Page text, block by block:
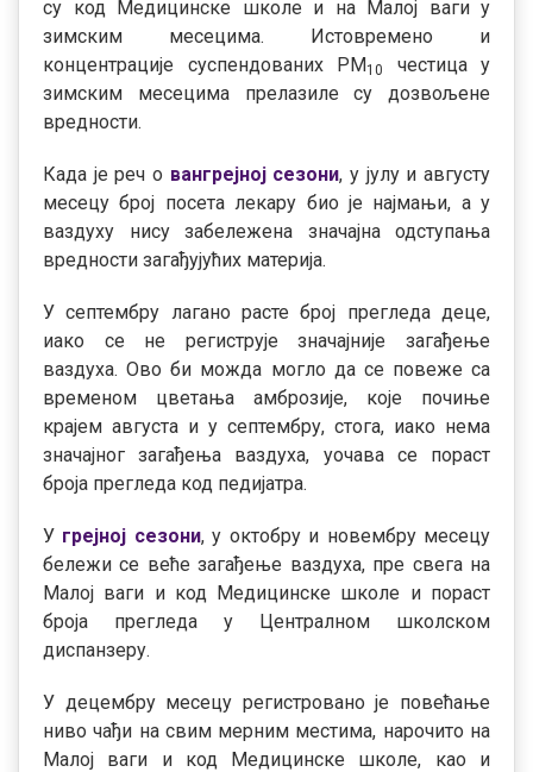
су код Медицинске школе и на Малој ваги у
зимским месецима. Истовремено и
концентрације суспендованих РМ10
честица у
зимским месецима прелазиле су дозвољене
вредности.
Када је реч о вангрејној сезони, у јулу и августу
месецу број посета лекару био је најмањи, а у
ваздуху нису забележена значајна одступања
вредности загађујућих материја.
У септембру лагано расте број прегледа деце,
иако се не региструје значајније загађење
ваздуха. Ово би можда могло да се повеже са
временом цветања амброзије, које почиње
крајем августа и у септембру, стога, иако нема
значајног загађења ваздуха, уочава се пораст
броја прегледа код педијатра.
У грејној сезони, у октобру и новембру месецу
бележи се веће загађење ваздуха, пре свега на
Малој ваги и код Медицинске школе и пораст
броја прегледа у Централном школском
диспанзеру.
У децембру месецу регистровано је повећање
ниво чађи на свим мерним местима, нарочито на
Малој ваги и код Медицинске школе, као и